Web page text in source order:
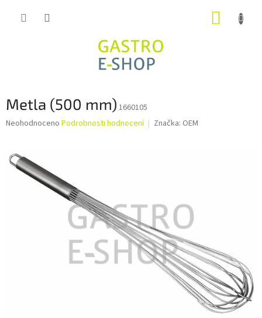
Metla (500 mm) 1660105
Průměrné
je
0,0
Neohodnoceno Podrobnosti hodnocení Značka: OEM